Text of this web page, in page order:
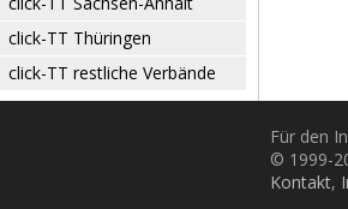
click-TT Thüringen
click-TT restliche Verbände
Für den
© 1999-
Kontakt,